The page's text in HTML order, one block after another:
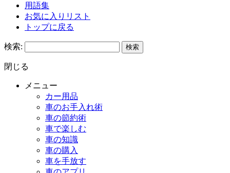
用語集
お気に入りリスト
トップに戻る
検索:
閉じる
メニュー
カー用品
車のお手入れ術
車の節約術
車で楽しむ
車の知識
車の購入
車を手放す